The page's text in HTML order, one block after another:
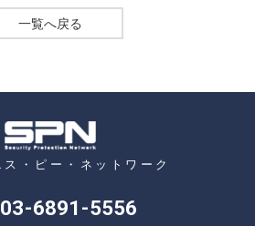
一覧へ戻る
・ピー・ネットワーク
03-6891-5556